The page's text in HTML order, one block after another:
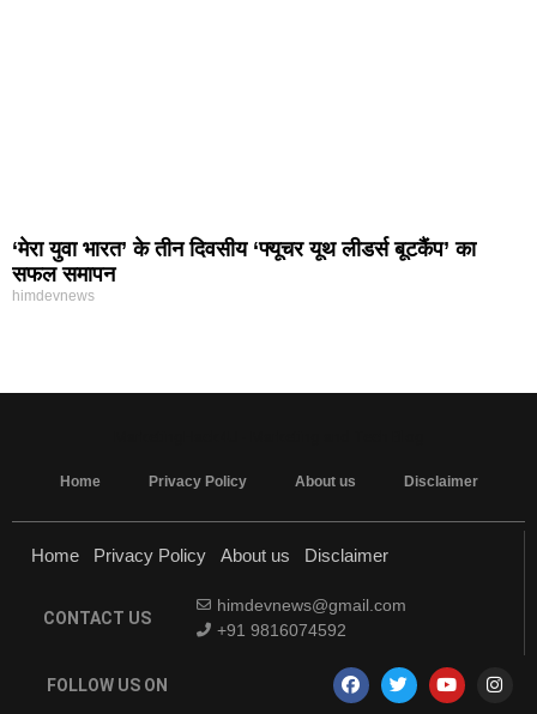
‘मेरा युवा भारत’ के तीन दिवसीय ‘फ्यूचर यूथ लीडर्स बूटकैंप’ का
सफल समापन
himdevnews
Home Privacy Policy About us Disclaimer
Home Privacy Policy About us Disclaimer
CONTACT US
himdevnews@gmail.com
+91 9816074592
FOLLOW US ON